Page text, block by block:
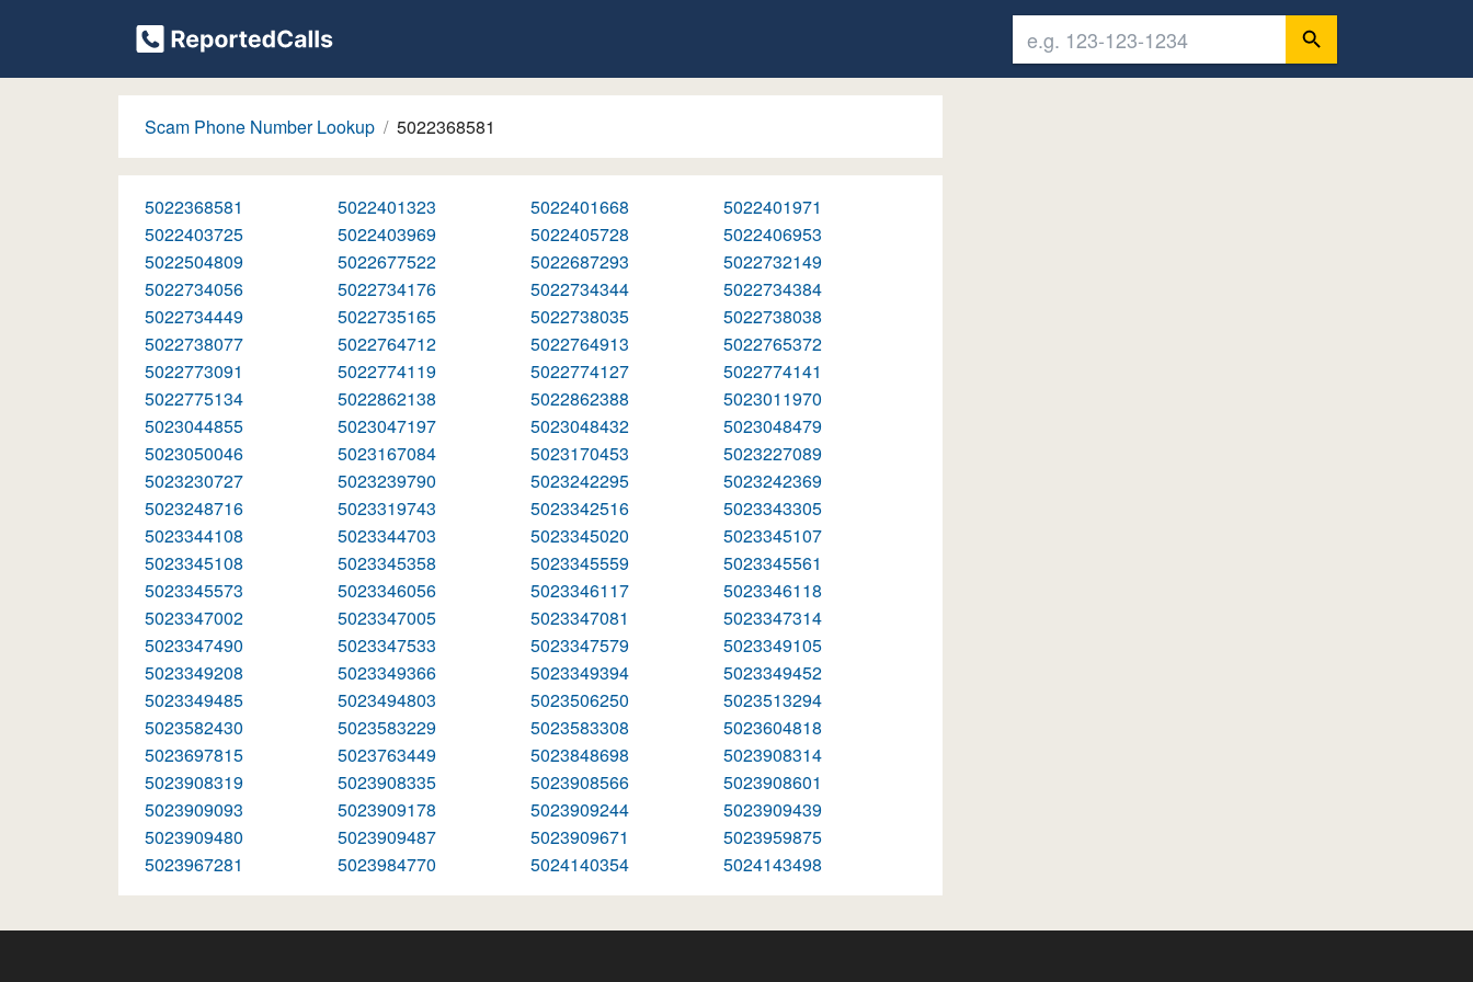
Scam Phone Number Lookup 5022368581
5022368581 5022401323 5022401668
5022401971
5022403725
5022403969 5022405728
5022406953
5022504809
5022677522 5022687293
5022732149
5022734056
5022734176 5022734344
5022734384
5022734449
5022735165 5022738035
5022738038
5022738077
5022764712 5022764913
5022765372
5022773091
5022774119 5022774127
5022774141
5022775134
5022862138 5022862388
5023011970
5023044855
5023047197 5023048432
5023048479
5023050046
5023167084 5023170453
5023227089
5023230727
5023239790 5023242295
5023242369
5023248716
5023319743 5023342516
5023343305
5023344108
5023344703 5023345020
5023345107
5023345108
5023345358 5023345559
5023345561
5023345573
5023346056 5023346117
5023346118
5023347002
5023347005 5023347081
5023347314
5023347490
5023347533 5023347579
5023349105
5023349208
5023349366 5023349394
5023349452
5023349485
5023494803 5023506250
5023513294
5023582430
5023583229 5023583308
5023604818
5023697815
5023763449 5023848698
5023908314
5023908319
5023908335 5023908566
5023908601
5023909093
5023909178 5023909244
5023909439
5023909480
5023909487 5023909671
5023959875
5023967281
5023984770 5024140354 5024143498